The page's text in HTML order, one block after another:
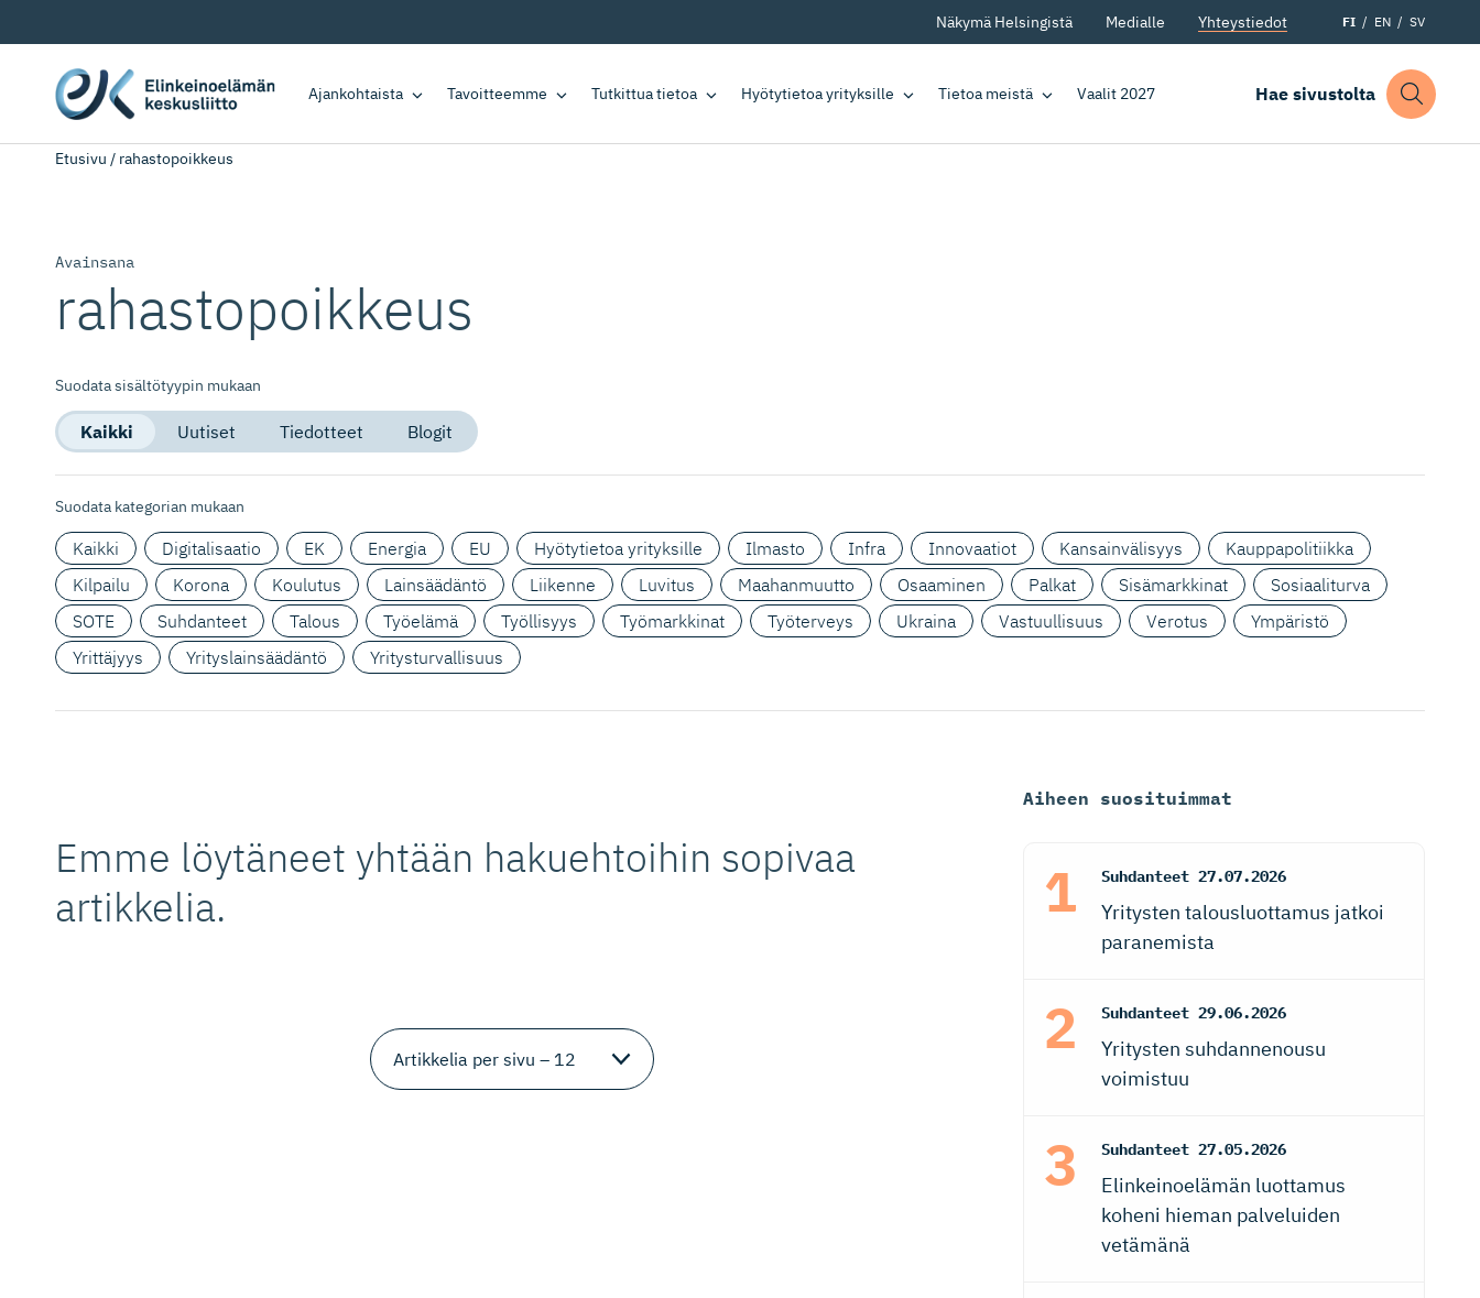
Näkymä Helsingistä Medialle Yhteystiedot FI EN SV
Ajankohtaista Tavoitteemme Tutkittua tietoa Hyötytietoa yrityksille Tietoa meistä Vaalit 2027 Hae sivustolta
Etusivu / rahastopoikkeus
Avainsana
rahastopoikkeus
Suodata sisältötyypin mukaan
Kaikki Uutiset Tiedotteet Blogit
Suodata kategorian mukaan
Kaikki Digitalisaatio EK Energia EU Hyötytietoa yrityksille Ilmasto Infra Innovaatiot Kansainvälisyys
Kauppapolitiikka
Kilpailu
Korona Koulutus Lainsäädäntö Liikenne Luvitus Maahanmuutto Osaaminen Palkat Sisämarkkinat
Sosiaaliturva
SOTE
Suhdanteet Talous Työelämä Työllisyys Työmarkkinat Työterveys Ukraina Vastuullisuus Verotus
Ympäristö
Yrittäjyys
Yrityslainsäädäntö Yritysturvallisuus
Emme löytäneet yhtään hakuehtoihin sopivaa
artikkelia.
Aiheen suosituimmat
Suhdanteet 27.07.2026
Yritysten talousluottamus jatkoi
paranemista
Suhdanteet 29.06.2026
Yritysten suhdannenousu
voimistuu
Suhdanteet 27.05.2026
Elinkeinoelämän luottamus
koheni hieman palveluiden
vetämänä